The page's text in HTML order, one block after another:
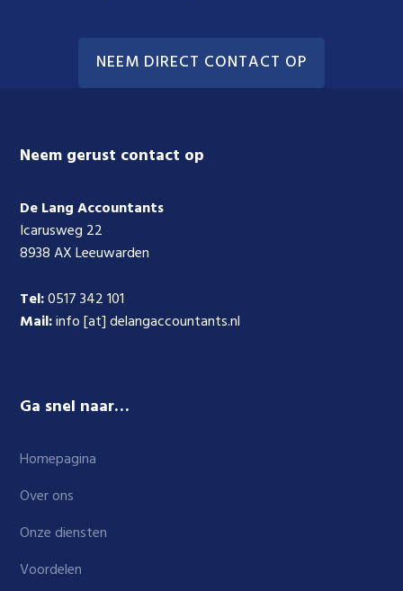
NEEM DIRECT CONTACT OP
Footer
Neem gerust contact op
De Lang Accountants
Icarusweg 22
8938 AX Leeuwarden
Tel:0517 342 101
Mail:info [at] delangaccountants.nl
Ga snel naar…
Homepagina
Over ons
Onze diensten
Voordelen